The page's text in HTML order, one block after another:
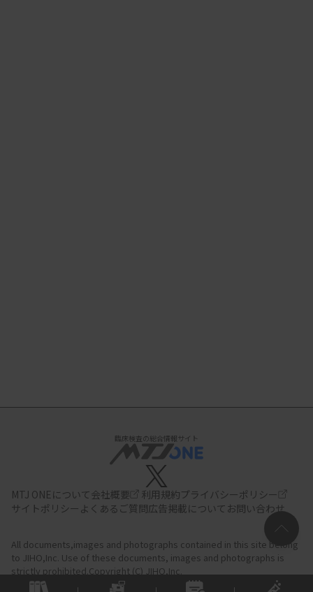
臨床検査の総合情報サイト
MTJ ONEについて会社概要 利用規約プライバシーポリシー
サイトポリシー よくあるご質問広告掲載について お問い合わせ
All documents,images and photographs contained in this site belong
to JIHO,Inc. Use of these documents, images and photographs is
strictly prohibited.Copyright (C) JIHO,Inc.